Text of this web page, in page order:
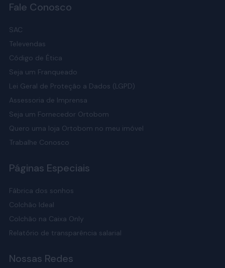
Fale Conosco
SAC
Televendas
Código de Ética
Seja um Franqueado
Lei Geral de Proteção a Dados (LGPD)
Assessoria de Imprensa
Seja um Fornecedor Ortobom
Quero uma loja Ortobom no meu imóvel
Trabalhe Conosco
Páginas Especiais
Fábrica dos sonhos
Colchão Ideal
Colchão na Caixa Only
Relatório de transparência salarial
Nossas Redes